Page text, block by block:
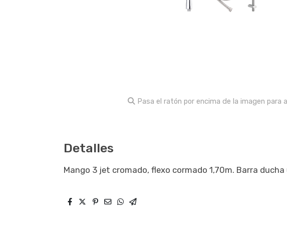
Pasa el ratón por encima de la imagen para
Detalles
Mango 3 jet cromado, flexo cormado 1,70m. Barra